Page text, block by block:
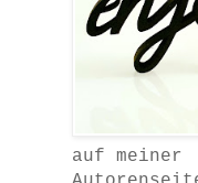
auf meiner